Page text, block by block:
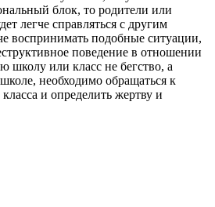
блок, то родители или
легче справляться с другим
воспринимать подобные ситуации,
поведение в отношении
школу или класс не бегство, а
необходимо обращаться к
и определить жертву и